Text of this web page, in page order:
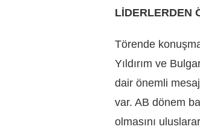
LİDERLERDEN
Törende
Yıldırım ve
dair önemli
var. AB dönem
olmasını